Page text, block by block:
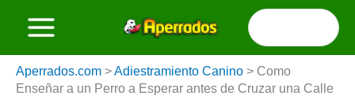
Buscar
por:
Aperrados.com >Adiestramiento Canino > Como
Enseñar a un Perro a Esperar antes de Cruzar una Calle